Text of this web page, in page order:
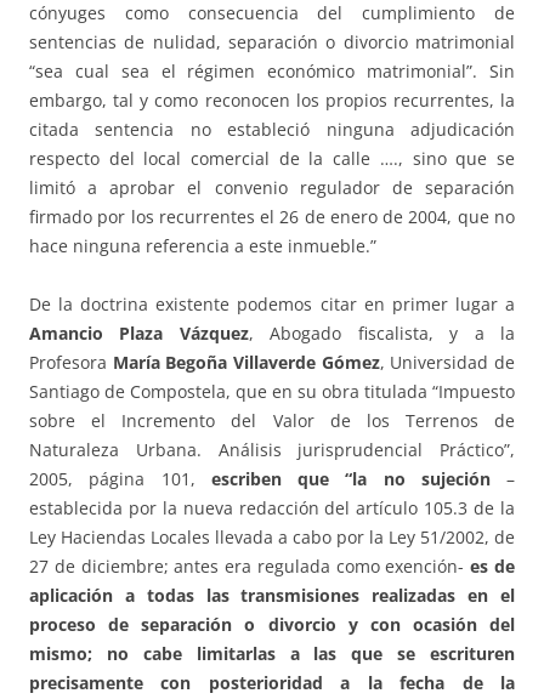
cónyuges como consecuencia del cumplimiento de
sentencias de nulidad, separación o divorcio matrimonial
“sea cual sea el régimen económico matrimonial”. Sin
embargo, tal y como reconocen los propios recurrentes, la
citada sentencia no estableció ninguna adjudicación
respecto del local comercial de la calle …., sino que se
limitó a aprobar el convenio regulador de separación
firmado por los recurrentes el 26 de enero de 2004, que no
hace ninguna referencia a este inmueble.”
De la doctrina existente podemos citar en primer lugar a
Amancio Plaza Vázquez, Abogado fiscalista, y a la
Profesora María Begoña Villaverde Gómez, Universidad de
Santiago de Compostela, que en su obra titulada “Impuesto
sobre el Incremento del Valor de los Terrenos de
Naturaleza Urbana. Análisis jurisprudencial Práctico”,
2005, página 101, escriben que “la no sujeción–
establecida por la nueva redacción del artículo 105.3 de la
Ley Haciendas Locales llevada a cabo por la Ley 51/2002, de
27 de diciembre; antes era regulada como exención-es de
aplicación a todas las transmisiones realizadas en el
proceso de separación o divorcio y con ocasión del
mismo; no cabe limitarlas a las que se escrituren
precisamente con posterioridad a la fecha de la